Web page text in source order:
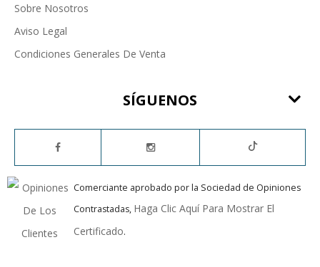
Sobre Nosotros
Aviso Legal
Condiciones Generales De Venta
SÍGUENOS
Comerciante aprobado por la Sociedad de Opiniones
Contrastadas, Haga Clic Aquí Para Mostrar El
Certificado.